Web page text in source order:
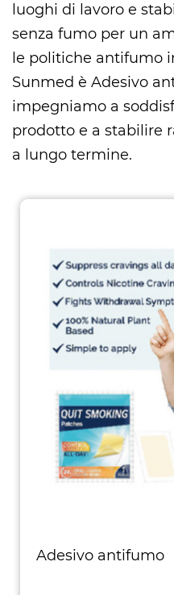
luoghi di lavoro e
senza fumo per un
le politiche antifumo
Sunmed è Adesivo
impegniamo a
prodotto e a stabilire
a lungo termine.
Adesivo antifumo